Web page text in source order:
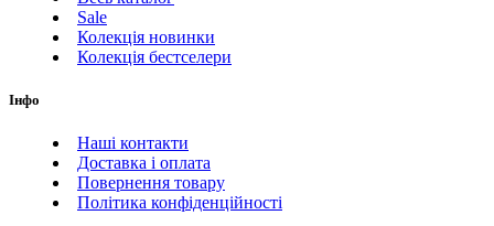
Sale
Колекція новинки
Колекція бестселери
Інфо
Наші контакти
Доставка і оплата
Повернення товару
Політика конфіденційності